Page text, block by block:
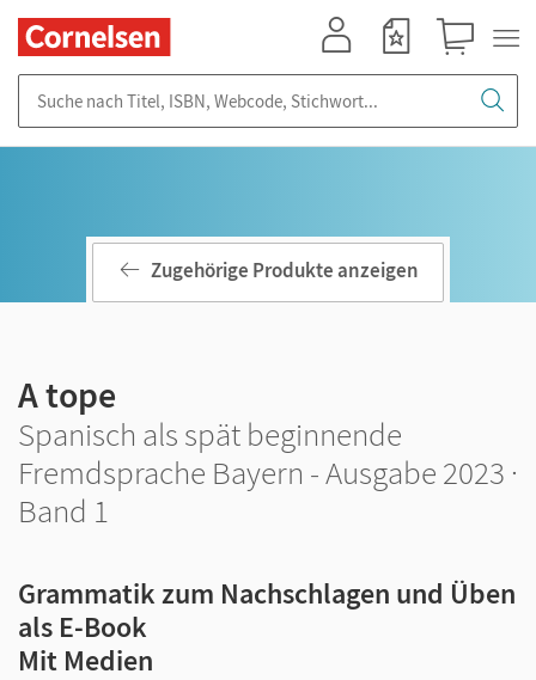
Zugehörige Produkte anzeigen
A tope
Spanisch als spät beginnende
Fremdsprache Bayern - Ausgabe 2023 ·
Band 1
Grammatik zum Nachschlagen und Üben
als E-Book
Mit Medien